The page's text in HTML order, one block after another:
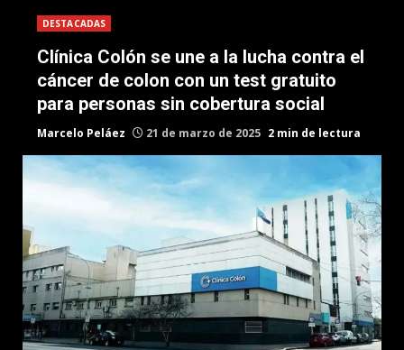
DESTACADAS
Clínica Colón se une a la lucha contra el
cáncer de colon con un test gratuito
para personas sin cobertura social
Marcelo Peláez 21 de marzo de 2025 2 min de lectura